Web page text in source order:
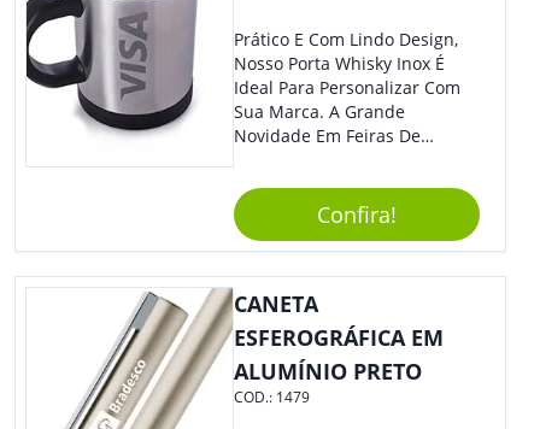
Prático E Com Lindo Design,
Nosso Porta Whisky Inox É
Ideal Para Personalizar Com
Sua Marca. A Grande
Novidade Em Feiras De
Corporativos Será Esse
Incrível Brinde, Trazendo
Ainda Mais Destaque Para
Sua Empresa.
Confira!
CANETA
ESFEROGRÁFICA EM
ALUMÍNIO PRETO
COD.: 1479